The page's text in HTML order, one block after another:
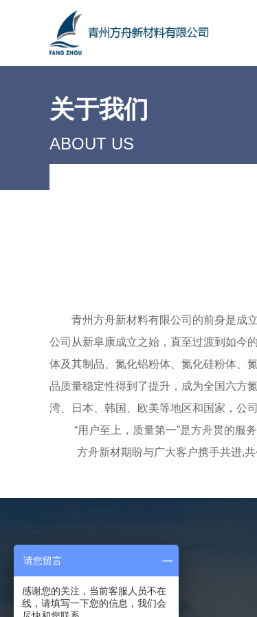
关于我们
ABOUT US
青州方舟新材料有限公司的前身是成立
公司从新阜康成立之始，直至过渡到如今
体及其制品、氮化铝粉体、氮化硅粉体、
品质量稳定性得到了提升，成为全国六方
湾、日本、韩国、欧美等地区和国家，公
“用户至上，质量第一”是方舟贯的服务
方舟新材期盼与广大客户携手共进,共
联系我们
请您留言
感谢您的关注，当前客服人员不在
线，请填写一下您的信息，我们会